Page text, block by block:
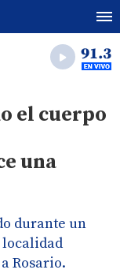
el cuerpo
una
durante un
Rosario.